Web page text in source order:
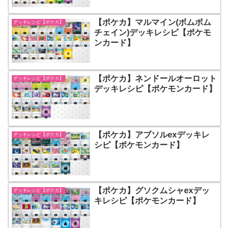
デッキレシピ【ポケカ】
【ポケカ】マルマイン(ボムボム
チェイン)デッキレシピ【ポケモ
ンカード】
デッキレシピ【ポケカ】
【ポケカ】ネンドールオーロット
デッキレシピ【ポケモンカード】
デッキレシピ【ポケカ】
【ポケカ】アブソルexデッキレ
シピ【ポケモンカード】
デッキレシピ【ポケカ】
【ポケカ】グソクムシャexデッ
キレシピ【ポケモンカード】